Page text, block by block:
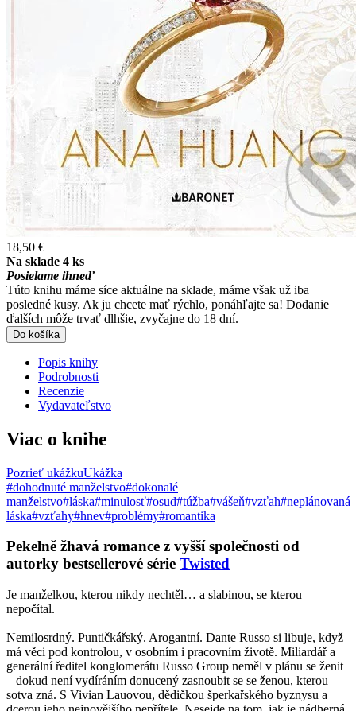
18,50 €
Na sklade 4 ks
Posielame ihneď
Túto knihu máme síce aktuálne na sklade, máme však už iba
posledné kusy. Ak ju chcete mať rýchlo, ponáhľajte sa! Dodanie
ďalších môže trvať dlhšie, zvyčajne do 18 dní.
Do košíka
Popis knihy
Podrobnosti
Recenzie
Vydavateľstvo
Viac o knihe
Pozrieť ukážkuUkážka
#dohodnuté manželstvo#dokonalé
manželstvo#láska#minulosť#osud#túžba#vášeň#vzťah#neplánovaná
láska#vzťahy#hnev#problémy#romantika
Pekelně žhavá romance z vyšší společnosti od
autorky bestsellerové série Twisted
Je manželkou, kterou nikdy nechtěl… a slabinou, se kterou
nepočítal.
Nemilosrdný. Puntičkářský. Arogantní. Dante Russo si libuje, když
má věci pod kontrolou, v osobním i pracovním životě. Miliardář a
generální ředitel konglomerátu Russo Group neměl v plánu se ženit
– dokud není vydíráním donucený zasnoubit se se ženou, kterou
sotva zná. S Vivian Lauovou, dědičkou šperkařského byznysu a